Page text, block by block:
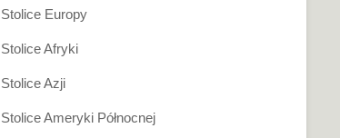
Stolice Europy
Stolice Afryki
Stolice Azji
Stolice Ameryki Północnej